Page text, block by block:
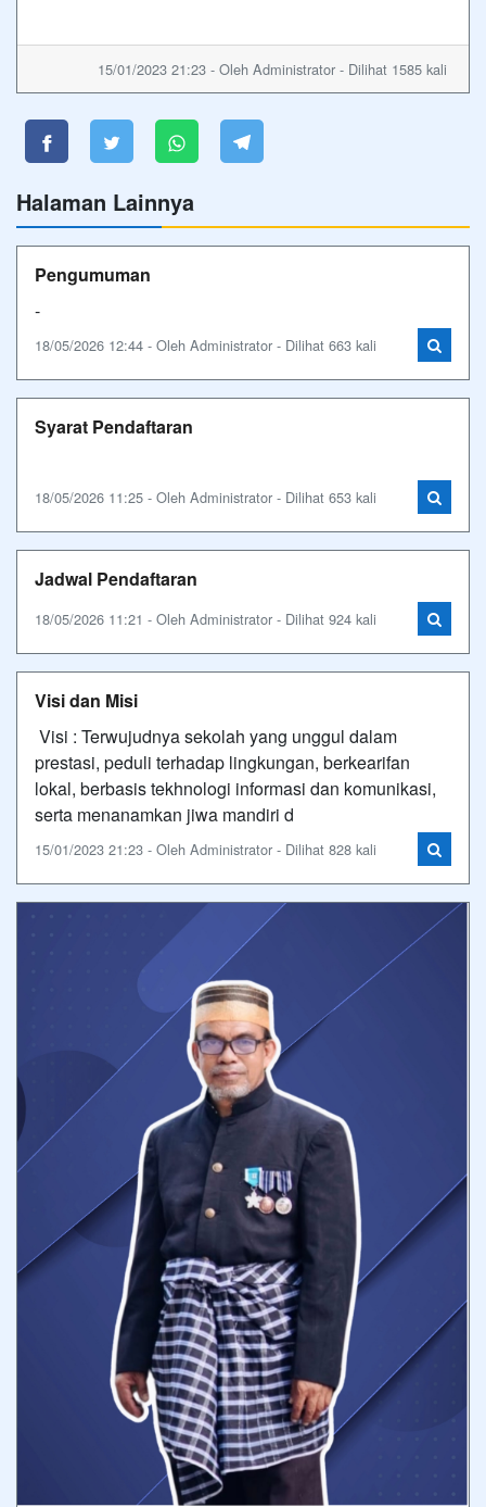
15/01/2023 21:23 - Oleh Administrator - Dilihat 1585 kali
Halaman Lainnya
Pengumuman
-
18/05/2026 12:44 - Oleh Administrator - Dilihat 663 kali
Syarat Pendaftaran
18/05/2026 11:25 - Oleh Administrator - Dilihat 653 kali
Jadwal Pendaftaran
18/05/2026 11:21 - Oleh Administrator - Dilihat 924 kali
Visi dan Misi
Visi : Terwujudnya sekolah yang unggul dalam
prestasi, peduli terhadap lingkungan, berkearifan
lokal, berbasis tekhnologi informasi dan komunikasi,
serta menanamkan jiwa mandiri d
15/01/2023 21:23 - Oleh Administrator - Dilihat 828 kali